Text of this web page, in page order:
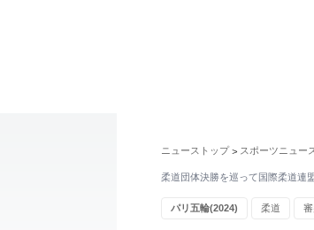
ニューストップ > スポーツニュー
柔道団体決勝を巡って国際柔道連
パリ五輪(2024) 柔道 審